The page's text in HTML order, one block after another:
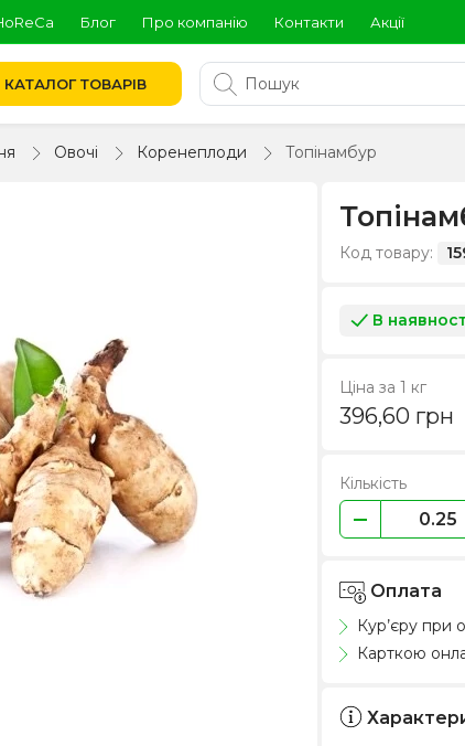
Блог Про компанію Контакти Акції
КАТАЛОГ ТОВАРІВ
Овочі Коренеплоди Топінамбур
Код товару:
В
Ціна за 1 кг
396,60 грн
Кількість
Оплата
Кур’єру при
Карткою